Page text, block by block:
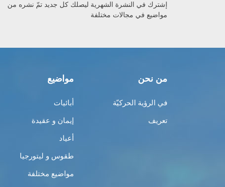
إشترك في النشرة الشهرية ليصلك كل جديد تمّ نشره من
مواضيع في مجالات مختلفة
من نحن
في الرؤية الحركيّة
تعريف
مواضيع
أبائيات
إيمان و عقيدة
أعياد
طقوس و ليتورجيا
مواضيع مختلفة